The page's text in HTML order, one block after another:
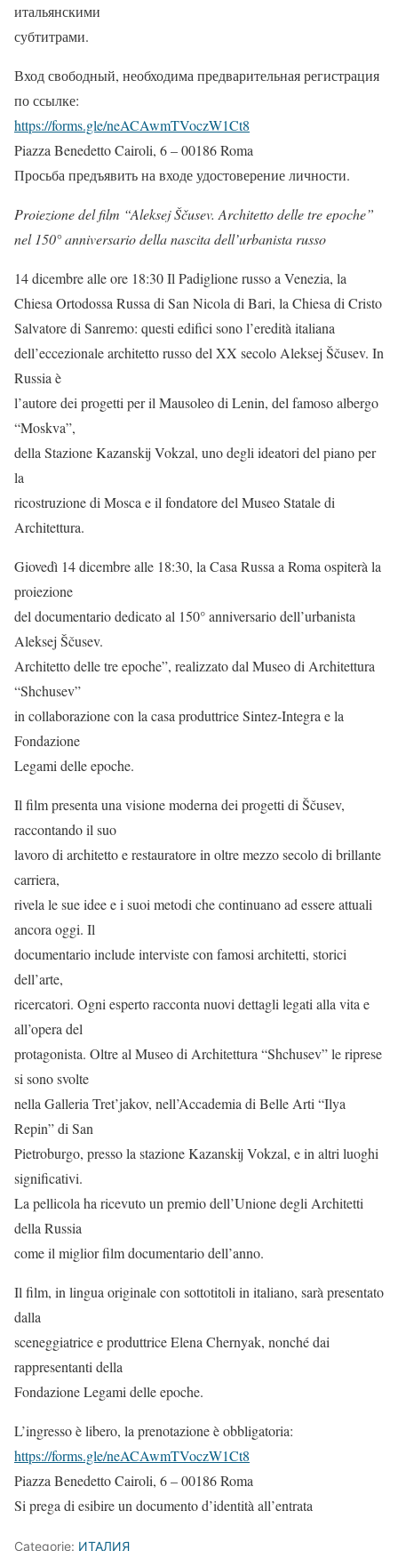
итальянскими
субтитрами.
Вход свободный, необходима предварительная регистрация
по ссылке:
https://forms.gle/neACAwmTVoczW1Ct8
Piazza Benedetto Cairoli, 6 – 00186 Roma
Просьба предъявить на входе удостоверение личности.
Proiezione del film “Aleksej Ščusev. Architetto delle tre epoche”
nel 150° anniversario della nascita dell’urbanista russo
14 dicembre alle ore 18:30 Il Padiglione russo a Venezia, la
Chiesa Ortodossa Russa di San Nicola di Bari, la Chiesa di Cristo
Salvatore di Sanremo: questi edifici sono l’eredità italiana
dell’eccezionale architetto russo del XX secolo Aleksej Ščusev. In
Russia è
l’autore dei progetti per il Mausoleo di Lenin, del famoso albergo
“Moskva”,
della Stazione Kazanskij Vokzal, uno degli ideatori del piano per
la
ricostruzione di Mosca e il fondatore del Museo Statale di
Architettura.
Giovedì 14 dicembre alle 18:30, la Casa Russa a Roma ospiterà la
proiezione
del documentario dedicato al 150° anniversario dell’urbanista
Aleksej Ščusev.
Architetto delle tre epoche”, realizzato dal Museo di Architettura
“Shchusev”
in collaborazione con la casa produttrice Sintez-Integra e la
Fondazione
Legami delle epoche.
Il film presenta una visione moderna dei progetti di Ščusev,
raccontando il suo
lavoro di architetto e restauratore in oltre mezzo secolo di brillante
carriera,
rivela le sue idee e i suoi metodi che continuano ad essere attuali
ancora oggi. Il
documentario include interviste con famosi architetti, storici
dell’arte,
ricercatori. Ogni esperto racconta nuovi dettagli legati alla vita e
all’opera del
protagonista. Oltre al Museo di Architettura “Shchusev” le riprese
si sono svolte
nella Galleria Tret’jakov, nell’Accademia di Belle Arti “Ilya
Repin” di San
Pietroburgo, presso la stazione Kazanskij Vokzal, e in altri luoghi
significativi.
La pellicola ha ricevuto un premio dell’Unione degli Architetti
della Russia
come il miglior film documentario dell’anno.
Il film, in lingua originale con sottotitoli in italiano, sarà presentato
dalla
sceneggiatrice e produttrice Elena Chernyak, nonché dai
rappresentanti della
Fondazione Legami delle epoche.
L’ingresso è libero, la prenotazione è obbligatoria:
https://forms.gle/neACAwmTVoczW1Ct8
Piazza Benedetto Cairoli, 6 – 00186 Roma
Si prega di esibire un documento d’identità all’entrata
Categorie: ИТАЛИЯ